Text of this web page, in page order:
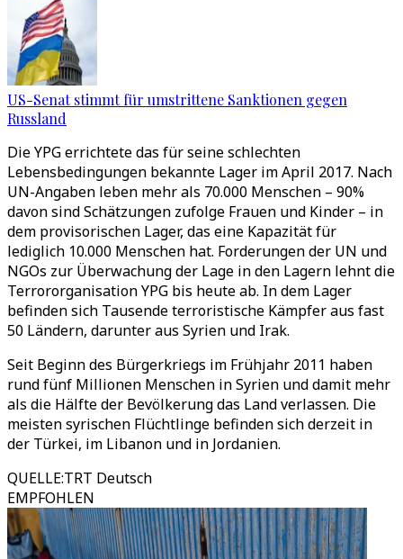
US-Senat stimmt für umstrittene Sanktionen gegen
Russland
Die YPG errichtete das für seine schlechten
Lebensbedingungen bekannte Lager im April 2017. Nach
UN-Angaben leben mehr als 70.000 Menschen – 90%
davon sind Schätzungen zufolge Frauen und Kinder – in
dem provisorischen Lager, das eine Kapazität für
lediglich 10.000 Menschen hat. Forderungen der UN und
NGOs zur Überwachung der Lage in den Lagern lehnt die
Terrororganisation YPG bis heute ab. In dem Lager
befinden sich Tausende terroristische Kämpfer aus fast
50 Ländern, darunter aus Syrien und Irak.
Seit Beginn des Bürgerkriegs im Frühjahr 2011 haben
rund fünf Millionen Menschen in Syrien und damit mehr
als die Hälfte der Bevölkerung das Land verlassen. Die
meisten syrischen Flüchtlinge befinden sich derzeit in
der Türkei, im Libanon und in Jordanien.
QUELLE:TRT Deutsch
EMPFOHLEN